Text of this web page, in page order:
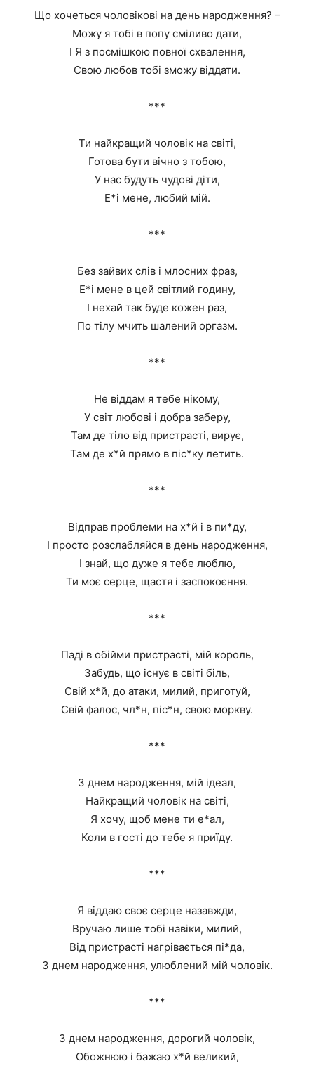
Що хочеться чоловікові на день народження? –
Можу я тобі в попу сміливо дати,
І Я з посмішкою повної схвалення,
Свою любов тобі зможу віддати.
***
Ти найкращий чоловік на світі,
Готова бути вічно з тобою,
У нас будуть чудові діти,
Е*і мене, любий мій.
***
Без зайвих слів і млосних фраз,
Е*і мене в цей світлий годину,
І нехай так буде кожен раз,
По тілу мчить шалений оргазм.
***
Не віддам я тебе нікому,
У світ любові і добра заберу,
Там де тіло від пристрасті, вирує,
Там де х*й прямо в піс*ку летить.
***
Відправ проблеми на х*й і в пи*ду,
І просто розслабляйся в день народження,
І знай, що дуже я тебе люблю,
Ти моє серце, щастя і заспокоєння.
***
Паді в обійми пристрасті, мій король,
Забудь, що існує в світі біль,
Свій х*й, до атаки, милий, приготуй,
Свій фалос, чл*н, піс*н, свою моркву.
***
З днем народження, мій ідеал,
Найкращий чоловік на світі,
Я хочу, щоб мене ти е*ал,
Коли в гості до тебе я приїду.
***
Я віддаю своє серце назавжди,
Вручаю лише тобі навіки, милий,
Від пристрасті нагрівається пі*да,
З днем народження, улюблений мій чоловік.
***
З днем народження, дорогий чоловік,
Обожнюю і бажаю х*й великий,